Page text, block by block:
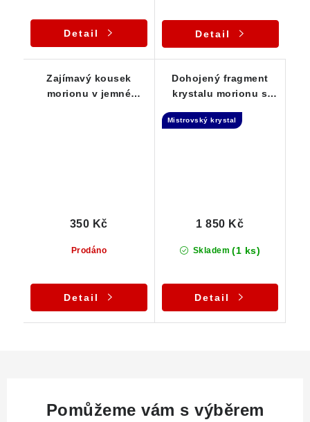
Detail Detail
Zajímavý kousek
morionu v jemné
Prodáno
350 Kč
Detail
Dohojený fragment
krystalu morionu s
Samoléčitel
Mistrovský krystal
Skladem (1 ks)
1 850 Kč
Detail
Pomůžeme vám s výběrem